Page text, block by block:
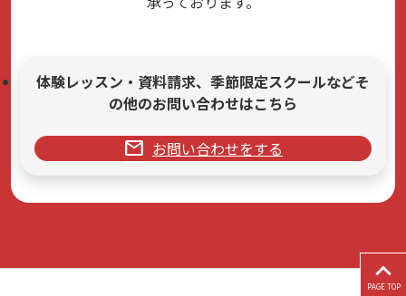
体験レッスン・資料請求、季節限定スクールなどそ
の他のお問い合わせはこちら
mail お問い合わせをする
PAGE TOP